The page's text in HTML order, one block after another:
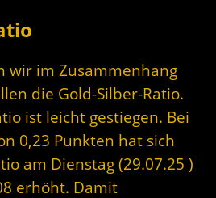
wir im Zusammenhang
die Gold-Silber-Ratio.
ist leicht gestiegen. Bei
0,23 Punkten hat sich
am Dienstag (29.07.25 )
erhöht. Damit